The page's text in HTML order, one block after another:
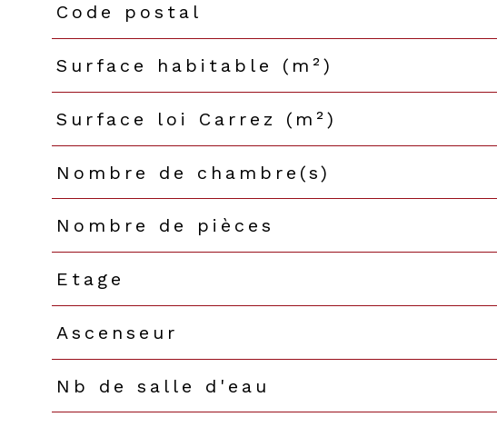
Caractéristiques Valeurs
Code postal
Surface habitable (m²)
Surface loi Carrez (m²)
Nombre de chambre(s)
Nombre de pièces
Etage
Ascenseur
Nb de salle d'eau